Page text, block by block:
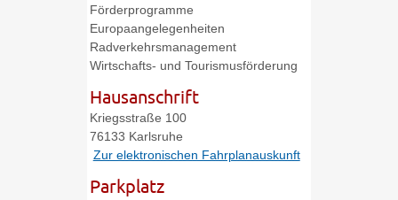
Förderprogramme
Europaangelegenheiten
Radverkehrsmanagement
Wirtschafts- und Tourismusförderung
Hausanschrift
Kriegsstraße 100
76133 Karlsruhe
Zur elektronischen Fahrplanauskunft
Parkplatz